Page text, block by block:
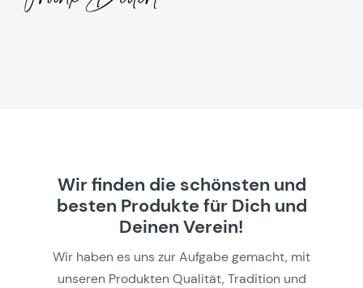
Wir finden die schönsten und
besten Produkte für Dich und
Deinen Verein!
Wir haben es uns zur Aufgabe gemacht, mit
unseren Produkten Qualität, Tradition und